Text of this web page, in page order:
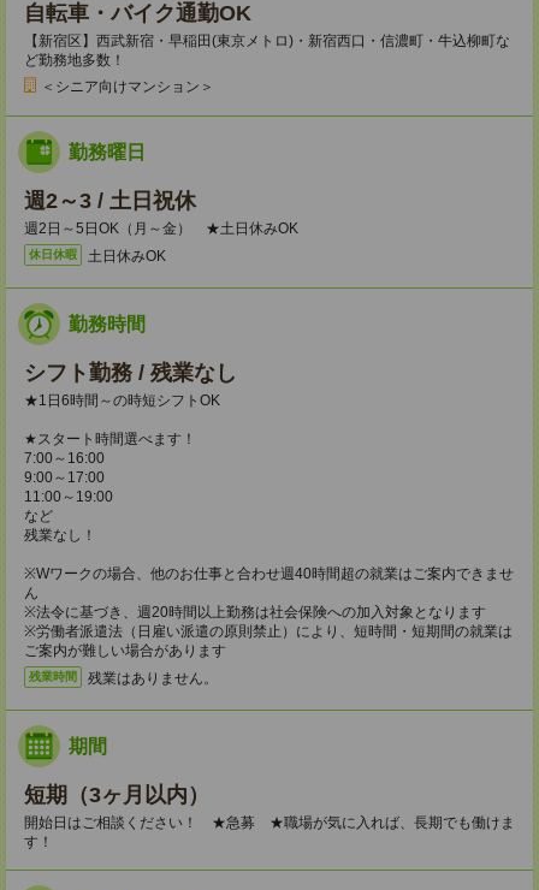
自転車・バイク通勤OK
【新宿区】西武新宿・早稲田(東京メトロ)・新宿西口・信濃町・牛込柳町な
ど勤務地多数！
＜シニア向けマンション＞
勤務曜日
週2～3 / 土日祝休
週2日～5日OK（月～金） ★土日休みOK
休日休暇 土日休みOK
勤務時間
シフト勤務 / 残業なし
★1日6時間～の時短シフトOK
★スタート時間選べます！
7:00～16:00
9:00～17:00
11:00～19:00
など
残業なし！
※Wワークの場合、他のお仕事と合わせ週40時間超の就業はご案内できませ
ん
※法令に基づき、週20時間以上勤務は社会保険への加入対象となります
※労働者派遣法（日雇い派遣の原則禁止）により、短時間・短期間の就業は
ご案内が難しい場合があります
残業時間 残業はありません。
期間
短期（3ヶ月以内）
開始日はご相談ください！ ★急募 ★職場が気に入れば、長期でも働けま
す！